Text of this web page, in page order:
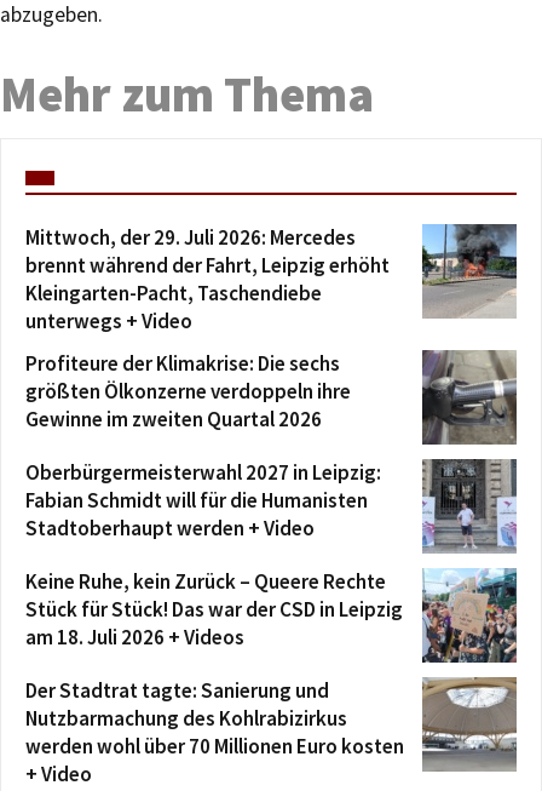
abzugeben.
Mehr zum Thema
Mittwoch, der 29. Juli 2026: Mercedes
brennt während der Fahrt, Leipzig erhöht
Kleingarten-Pacht, Taschendiebe
unterwegs + Video
Profiteure der Klimakrise: Die sechs
größten Ölkonzerne verdoppeln ihre
Gewinne im zweiten Quartal 2026
Oberbürgermeisterwahl 2027 in Leipzig:
Fabian Schmidt will für die Humanisten
Stadtoberhaupt werden + Video
Keine Ruhe, kein Zurück – Queere Rechte
Stück für Stück! Das war der CSD in Leipzig
am 18. Juli 2026 + Videos
Der Stadtrat tagte: Sanierung und
Nutzbarmachung des Kohlrabizirkus
werden wohl über 70 Millionen Euro kosten
+ Video